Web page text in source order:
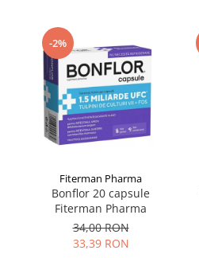
-2%
Fiterman Pharma
Bonflor 20 capsule
Fiterman Pharma
34,00 RON
33,39 RON